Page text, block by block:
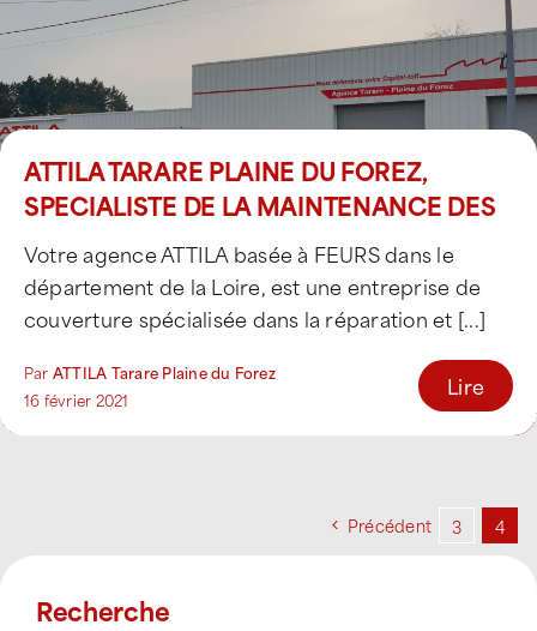
ATTILA TARARE PLAINE DU FOREZ,
SPECIALISTE DE LA MAINTENANCE DES
TOITURES
Votre agence ATTILA basée à FEURS dans le
département de la Loire, est une entreprise de
couverture spécialisée dans la réparation et [...]
Par ATTILA Tarare Plaine du Forez
16 février 2021
Lire
Précédent 3 4
Recherche